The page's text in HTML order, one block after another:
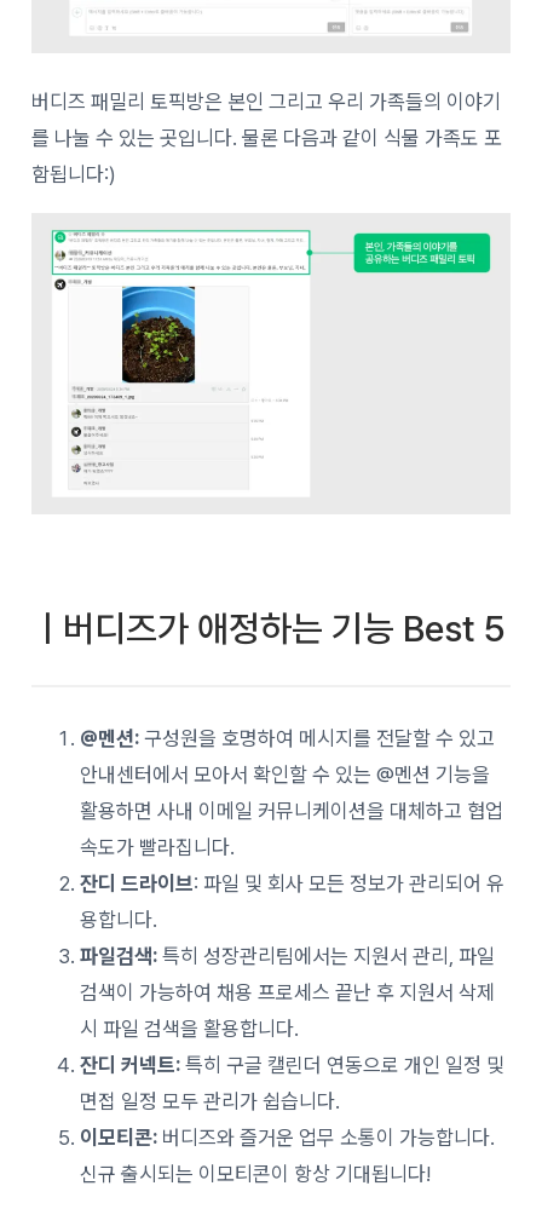
버디즈 패밀리 토픽방은 본인 그리고 우리 가족들의 이야기
를 나눌 수 있는 곳입니다. 물론 다음과 같이 식물 가족도 포
함됩니다:)
ㅣ버디즈가 애정하는 기능 Best 5
@멘션: 구성원을 호명하여 메시지를 전달할 수 있고
안내센터에서 모아서 확인할 수 있는 @멘션 기능을
활용하면 사내 이메일 커뮤니케이션을 대체하고 협업
속도가 빨라집니다.
잔디 드라이브: 파일 및 회사 모든 정보가 관리되어 유
용합니다.
파일검색: 특히 성장관리팀에서는 지원서 관리, 파일
검색이 가능하여 채용 프로세스 끝난 후 지원서 삭제
시 파일 검색을 활용합니다.
잔디 커넥트: 특히 구글 캘린더 연동으로 개인 일정 및
면접 일정 모두 관리가 쉽습니다.
이모티콘: 버디즈와 즐거운 업무 소통이 가능합니다.
신규 출시되는 이모티콘이 항상 기대됩니다!